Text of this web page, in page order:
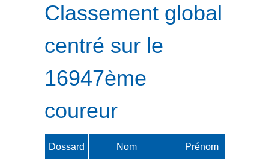
Classement global
centré sur le
16947ème
coureur
Dossard Nom Prénom